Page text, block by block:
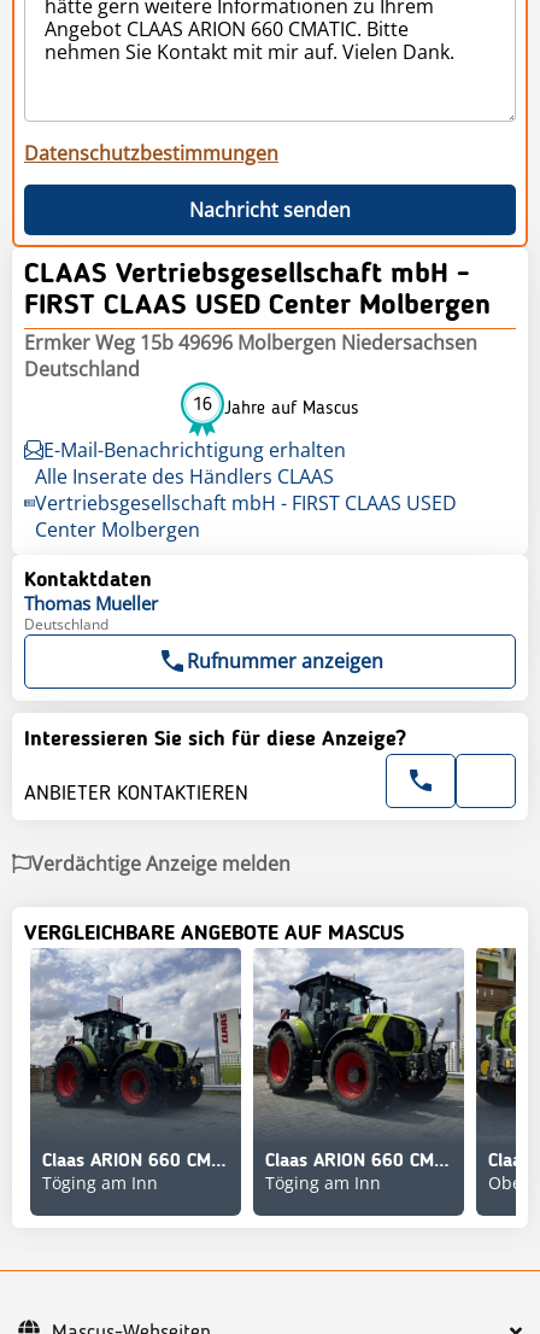
Datenschutzbestimmungen
Nachricht senden
CLAAS Vertriebsgesellschaft mbH -
FIRST CLAAS USED Center Molbergen
Ermker Weg 15b 49696 Molbergen Niedersachsen
Deutschland
16 Jahre auf Mascus
E-Mail-Benachrichtigung erhalten
Alle Inserate des Händlers CLAAS
Vertriebsgesellschaft mbH - FIRST CLAAS USED
Center Molbergen
Kontaktdaten
Thomas Mueller
Deutschland
Rufnummer anzeigen
Interessieren Sie sich für diese Anzeige?
ANBIETER KONTAKTIEREN
Verdächtige Anzeige melden
VERGLEICHBARE ANGEBOTE AUF MASCUS
Claas ARION 660 CMATIC CEBIS
Töging am Inn
Claas ARION 660 CMATIC CEBIS
Töging am Inn